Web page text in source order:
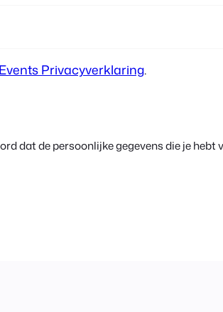
Privacyverklaring.
dat de persoonlijke gegevens die je